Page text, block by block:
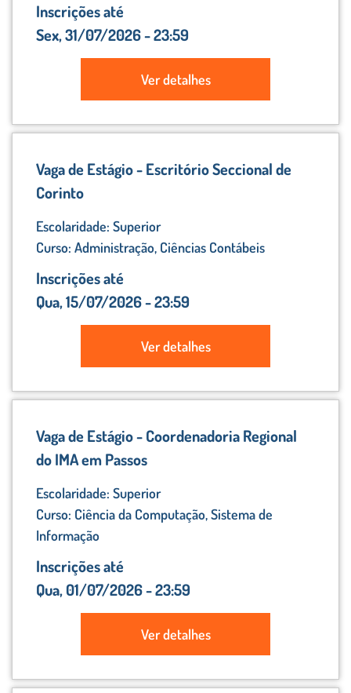
Inscrições até
Sex, 31/07/2026 - 23:59
Ver detalhes
Vaga de Estágio - Escritório Seccional de
Corinto
Escolaridade: Superior
Curso: Administração, Ciências Contábeis
Inscrições até
Qua, 15/07/2026 - 23:59
Ver detalhes
Vaga de Estágio - Coordenadoria Regional
do IMA em Passos
Escolaridade: Superior
Curso: Ciência da Computação, Sistema de
Informação
Inscrições até
Qua, 01/07/2026 - 23:59
Ver detalhes